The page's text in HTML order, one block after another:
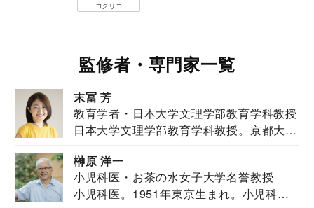
コクリコ
監修者・専門家一覧
末冨 芳
教育学者・日本大学文理学部教育学科教授
日本大学文理学部教育学科教授。京都大学
榊原 洋一
小児科医・お茶の水女子大学名誉教授
小児科医。1951年東京生まれ。小児科